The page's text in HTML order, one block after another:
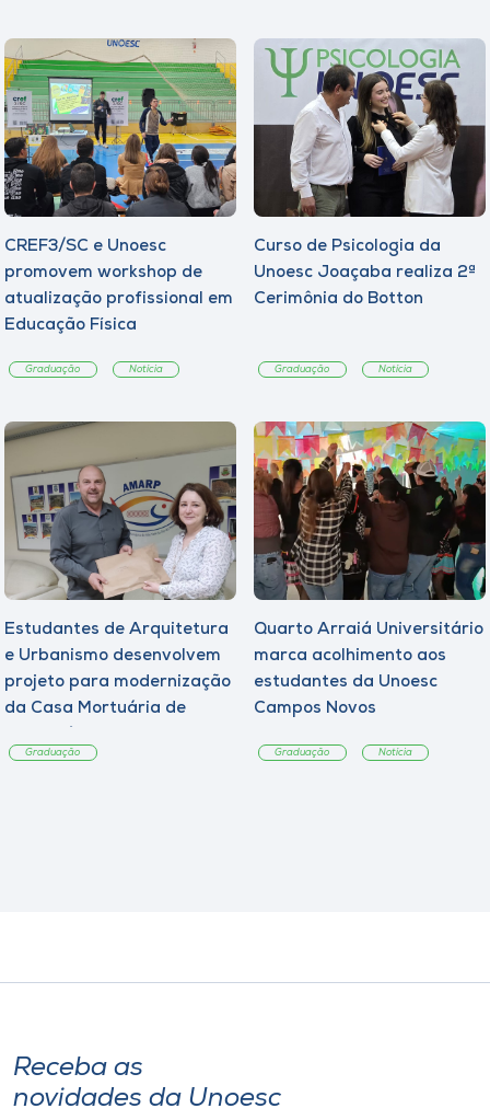
CREF3/SC e Unoesc
promovem workshop de
atualização profissional em
Educação Física
Graduação Notícia
Curso de Psicologia da
Unoesc Joaçaba realiza 2ª
Cerimônia do Botton
Graduação Notícia
Estudantes de Arquitetura
e Urbanismo desenvolvem
projeto para modernização
da Casa Mortuária de
Graduação
Quarto Arraiá Universitário
marca acolhimento aos
estudantes da Unoesc
Campos Novos
Graduação Notícia
Receba as
novidades da Unoesc